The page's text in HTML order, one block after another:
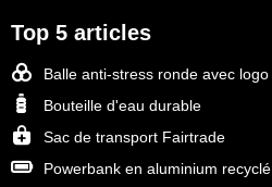
Top 5 articles
Balle anti-stress ronde avec logo
Bouteille d'eau durable
Sac de transport Fairtrade
Powerbank en aluminium recyclé